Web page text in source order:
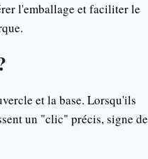
l'emballage et faciliter le
et la base. Lorsqu'ils
un "clic" précis, signe de